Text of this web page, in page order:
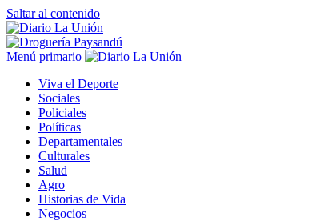
Saltar al contenido
Menú primario
Viva el Deporte
Sociales
Policiales
Políticas
Departamentales
Culturales
Salud
Agro
Historias de Vida
Negocios